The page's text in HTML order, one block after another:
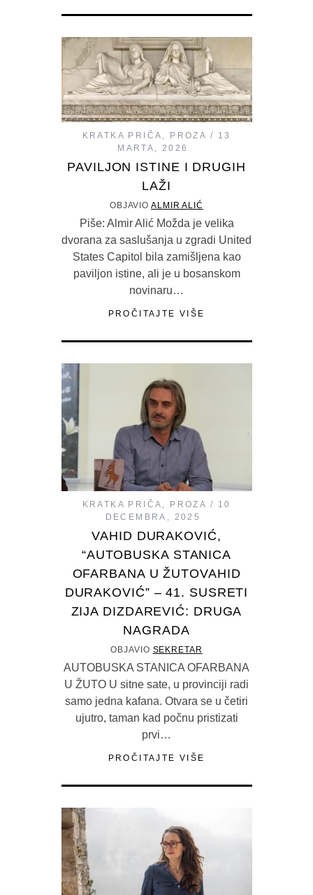
KRATKA PRIČA , PROZA
13
MARTA, 2026
PAVILJON ISTINE I DRUGIH
LAŽI
OBJAVIOALMIR ALIĆ
Piše: Almir Alić Možda je velika
dvorana za saslušanja u zgradi United
States Capitol bila zamišljena kao
paviljon istine, ali je u bosanskom
novinaru…
PROČITAJTE VIŠE
KRATKA PRIČA , PROZA
10
DECEMBRA, 2025
VAHID DURAKOVIĆ,
“AUTOBUSKA STANICA
OFARBANA U ŽUTOVAHID
DURAKOVIĆ” – 41. SUSRETI
ZIJA DIZDAREVIĆ: DRUGA
NAGRADA
OBJAVIO SEKRETAR
AUTOBUSKA STANICA OFARBANA
U ŽUTO U sitne sate, u provinciji radi
samo jedna kafana. Otvara se u četiri
ujutro, taman kad počnu pristizati
prvi…
PROČITAJTE VIŠE